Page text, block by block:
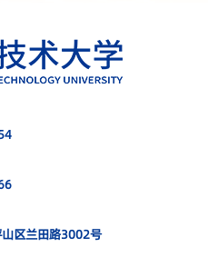
区兰田路3002号